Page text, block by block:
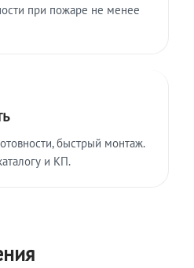
при пожаре не менее
быстрый монтаж.
и КП.